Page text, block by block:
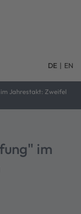
DE | EN
Jahrestakt: Zweifel
im